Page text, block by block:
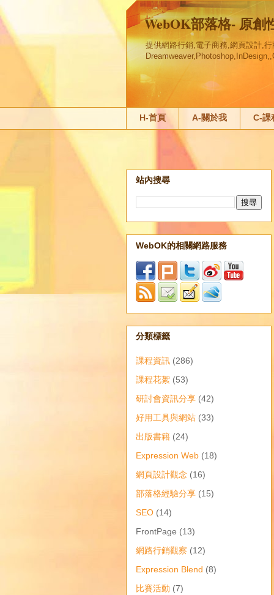
WebOK部落格- 原創
提供網路行銷,電子商務,網頁設計,
H-首頁 A-關於我 C-課
站內搜尋
WebOK的相關網路服務
分類標籤
課程資訊 (286)
課程花絮 (53)
研討會資訊分享 (42)
好用工具與網站 (33)
出版書籍 (24)
Expression Web (18)
網頁設計觀念 (16)
部落格經驗分享 (15)
SEO (14)
FrontPage (13)
網路行銷觀察 (12)
Expression Blend (8)
比賽活動 (7)